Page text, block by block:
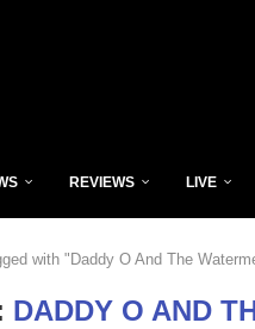
REVIEWS LIVE
with "Daddy O And The
DADDY O AND